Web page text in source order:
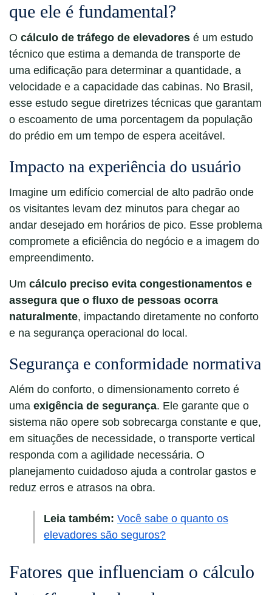
que ele é fundamental?
O cálculo de tráfego de elevadores é um estudo
técnico que estima a demanda de transporte de
uma edificação para determinar a quantidade, a
velocidade e a capacidade das cabinas. No Brasil,
esse estudo segue diretrizes técnicas que garantam
o escoamento de uma porcentagem da população
do prédio em um tempo de espera aceitável.
Impacto na experiência do usuário
Imagine um edifício comercial de alto padrão onde
os visitantes levam dez minutos para chegar ao
andar desejado em horários de pico. Esse problema
compromete a eficiência do negócio e a imagem do
empreendimento.
Um cálculo preciso evita congestionamentos e
assegura que o fluxo de pessoas ocorra
naturalmente, impactando diretamente no conforto
e na segurança operacional do local.
Segurança e conformidade normativa
Além do conforto, o dimensionamento correto é
uma exigência de segurança. Ele garante que o
sistema não opere sob sobrecarga constante e que,
em situações de necessidade, o transporte vertical
responda com a agilidade necessária. O
planejamento cuidadoso ajuda a controlar gastos e
reduz erros e atrasos na obra.
Leia também: Você sabe o quanto os
elevadores são seguros?
Fatores que influenciam o cálculo